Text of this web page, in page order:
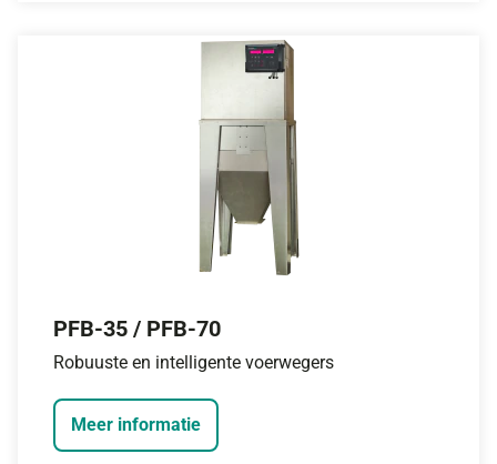
PFB-35 / PFB-70
Robuuste en intelligente voerwegers
Meer informatie